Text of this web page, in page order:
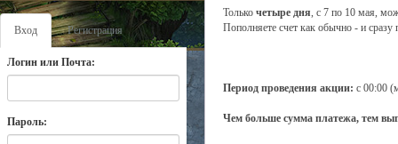
Вход Регистрация
Логин или Почта:
Пароль:
Только четыре дня, с 7 по 10 мая,
Пополняете счет как обычно - и
Период проведения акции: с 00:00
Чем больше сумма платежа, тем